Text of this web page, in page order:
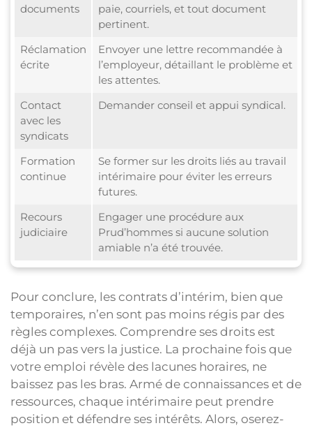
documents
paie, courriels, et tout document
pertinent.
Réclamation
écrite
Envoyer une lettre recommandée à
l’employeur, détaillant le problème et
les attentes.
Contact
avec les
syndicats
Demander conseil et appui syndical.
Formation
continue
Se former sur les droits liés au travail
intérimaire pour éviter les erreurs
futures.
Recours
judiciaire
Engager une procédure aux
Prud’hommes si aucune solution
amiable n’a été trouvée.
Pour conclure, les contrats d’intérim, bien que
temporaires, n’en sont pas moins régis par des
règles complexes. Comprendre ses droits est
déjà un pas vers la justice. La prochaine fois que
votre emploi révèle des lacunes horaires, ne
baissez pas les bras. Armé de connaissances et de
ressources, chaque intérimaire peut prendre
position et défendre ses intérêts. Alors, oserez-